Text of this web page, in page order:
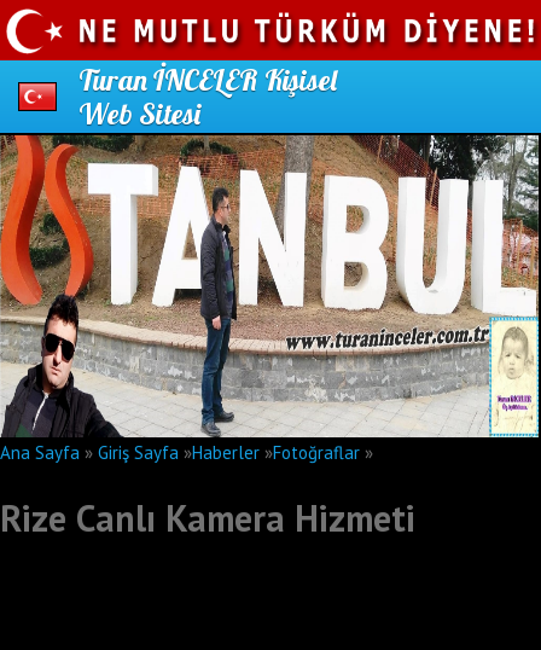
Turan İNCELER Kişisel
Web Sitesi
Ana Sayfa » Giriş Sayfa »Haberler »Fotoğraflar »
Rize Canlı Kamera Hizmeti